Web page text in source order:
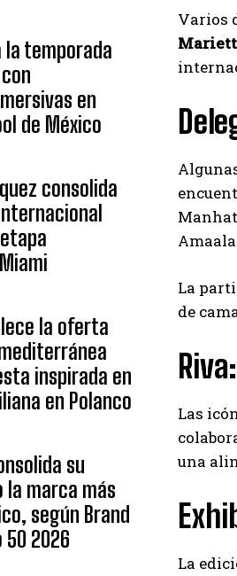
la temporada
en
de México
consolida
la oferta
inspirada en
en Polanco
su
la marca más
según Brand
50 2026
Varios
La
de
Las
una
La